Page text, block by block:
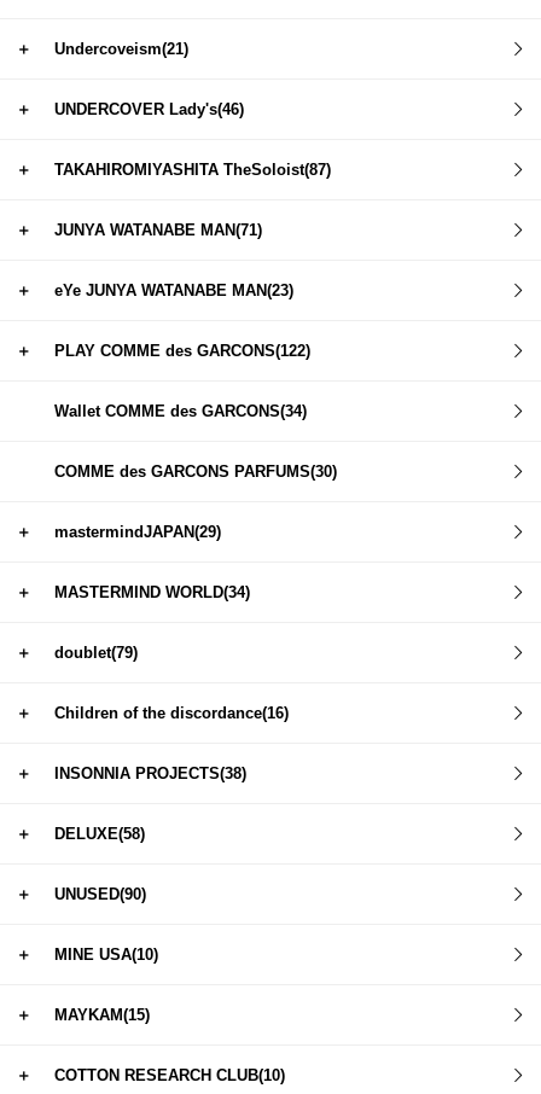
＋ Undercoveism(21)
＋ UNDERCOVER Lady's(46)
＋ TAKAHIROMIYASHITA TheSoloist(87)
＋ JUNYA WATANABE MAN(71)
＋ eYe JUNYA WATANABE MAN(23)
＋ PLAY COMME des GARCONS(122)
Wallet COMME des GARCONS(34)
COMME des GARCONS PARFUMS(30)
＋ mastermindJAPAN(29)
＋ MASTERMIND WORLD(34)
＋ doublet(79)
＋ Children of the discordance(16)
＋ INSONNIA PROJECTS(38)
＋ DELUXE(58)
＋ UNUSED(90)
＋ MINE USA(10)
＋ MAYKAM(15)
＋ COTTON RESEARCH CLUB(10)